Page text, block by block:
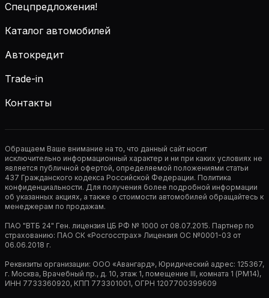
Спецпредложения!
Каталог автомобилей
Автокредит
Trade-in
Контакты
Обращаем Ваше внимание на то, что данный сайт носит
исключительно информационный характер и ни при каких условиях не
является публичной офертой, определяемой положениями статьи
437 Гражданского кодекса Российской Федерации. Политика
конфиденциальности. Для получения более подробной информации
об указанных акциях, а также о стоимости автомобилей обращайтесь к
менеджерам по продажам.
ПАО "ВТБ 24" Ген. лицензия ЦБ РФ № 1000 от 08.07.2015. Партнер по
страхованию: ПАО СК «Росгосстрах» Лицензия ОС №0001-03 от
06.06.2018 г.
Реквизиты организации: ООО «Авангард», Юридический адрес: 125367,
г. Москва, Врачебный пр., д. 10, этаж 1, помещение III, комната 1 (РМ14),
ИНН 7733360920, КПП 773301001, ОГРН 1207700399609